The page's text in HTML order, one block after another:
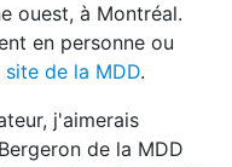
ouest, à Montréal.
en personne ou
site de la MDD.
j'aimerais
de la MDD